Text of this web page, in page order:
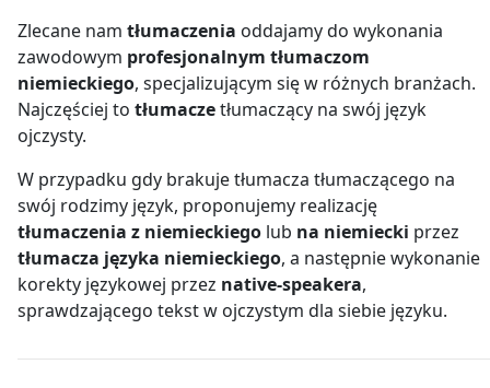
Zlecane nam tłumaczenia oddajamy do wykonania
zawodowym profesjonalnym tłumaczom
niemieckiego, specjalizującym się w różnych branżach.
Najczęściej to tłumaczetłumaczący na swój język
ojczysty.
W przypadku gdy brakuje tłumacza tłumaczącego na
swój rodzimy język, proponujemy realizację
tłumaczenia z niemieckiego lub na niemiecki przez
tłumacza języka niemieckiego, a następnie wykonanie
korekty językowej przez native-speakera,
sprawdzającego tekst w ojczystym dla siebie języku.